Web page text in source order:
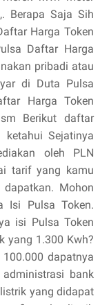
Berapa Saja Sih
Harga Token
Daftar Harga
pribadi atau
di Duta Pulsa
Harga Token
Berikut daftar
Sejatinya
oleh PLN
tarif yang kamu
Mohon
Isi Pulsa Token.
isi Pulsa Token
yang 1.300 Kwh?
dapatnya
bank
yang didapat